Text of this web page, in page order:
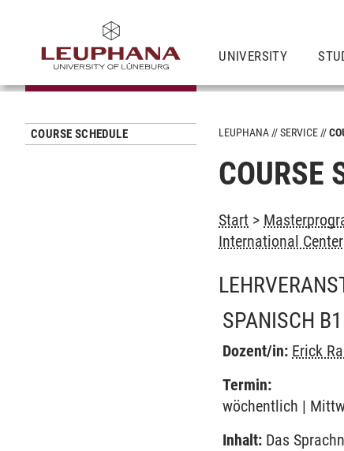
UNIVERSITY
COURSE SCHEDULE LEUPHANA SERVICE
COURSE
Start >
International
SPANISCH
Dozent/in: Erick
Termin:
wöchentlich |
Inhalt: Das